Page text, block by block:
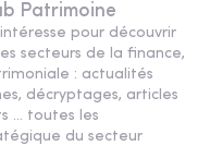
Patrimoine
pour découvrir
secteurs de la finance,
: actualités
décryptages, articles
... toutes les
du secteur